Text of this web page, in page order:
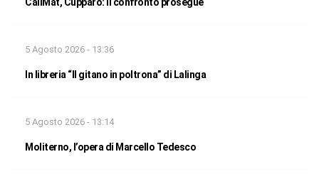
5 Agosto 2026 - 13:36
In libreria “Il gitano in poltrona” di Lalinga
5 Agosto 2026 - 13:14
Moliterno, l’opera di Marcello Tedesco